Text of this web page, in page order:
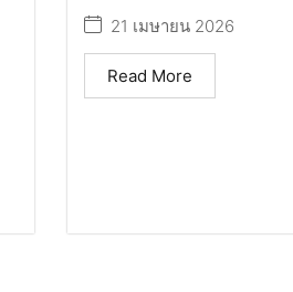
21 เมษายน 2026
Read More